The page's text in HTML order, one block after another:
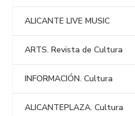
ALICANTE LIVE MUSIC
ARTS. Revista de Cultura
INFORMACIÓN. Cultura
ALICANTEPLAZA. Cultura